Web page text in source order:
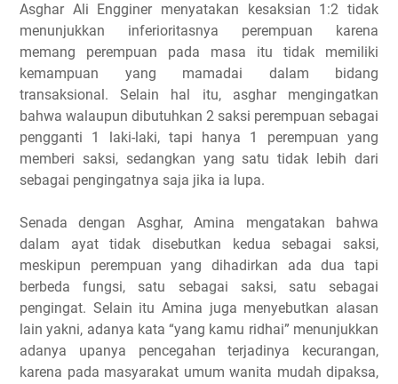
Asghar Ali Engginer menyatakan kesaksian 1:2 tidak
menunjukkan inferioritasnya perempuan karena
memang perempuan pada masa itu tidak memiliki
kemampuan yang mamadai dalam bidang
transaksional. Selain hal itu, asghar mengingatkan
bahwa walaupun dibutuhkan 2 saksi perempuan sebagai
pengganti 1 laki-laki, tapi hanya 1 perempuan yang
memberi saksi, sedangkan yang satu tidak lebih dari
sebagai pengingatnya saja jika ia lupa.
Senada dengan Asghar, Amina mengatakan bahwa
dalam ayat tidak disebutkan kedua sebagai saksi,
meskipun perempuan yang dihadirkan ada dua tapi
berbeda fungsi, satu sebagai saksi, satu sebagai
pengingat. Selain itu Amina juga menyebutkan alasan
lain yakni, adanya kata “yang kamu ridhai” menunjukkan
adanya upanya pencegahan terjadinya kecurangan,
karena pada masyarakat umum wanita mudah dipaksa,